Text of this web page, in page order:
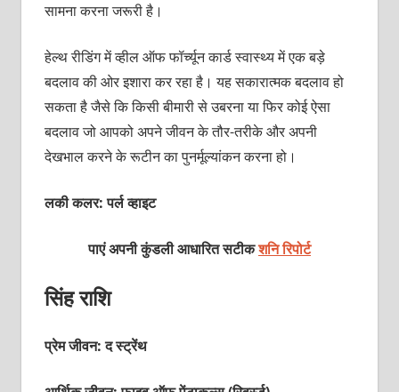
सामना करना जरूरी है।
हेल्‍थ रीडिंग में व्‍हील ऑफ फॉर्च्‍यून कार्ड स्‍वास्‍थ्‍य में एक बड़े
बदलाव की ओर इशारा कर रहा है। यह सकारात्‍मक बदलाव हो
सकता है जैसे कि किसी बीमारी से उबरना या फिर कोई ऐसा
बदलाव जो आपको अपने जीवन के तौर-तरीके और अपनी
देखभाल करने के रूटीन का पुनर्मूल्‍यांकन करना हो।
लकी कलर: पर्ल व्‍हाइट
पाएं अपनी कुंडली आधारित सटीकशनि रिपोर्ट
सिंह राशि
प्रेम जीवन: द स्‍ट्रेंथ